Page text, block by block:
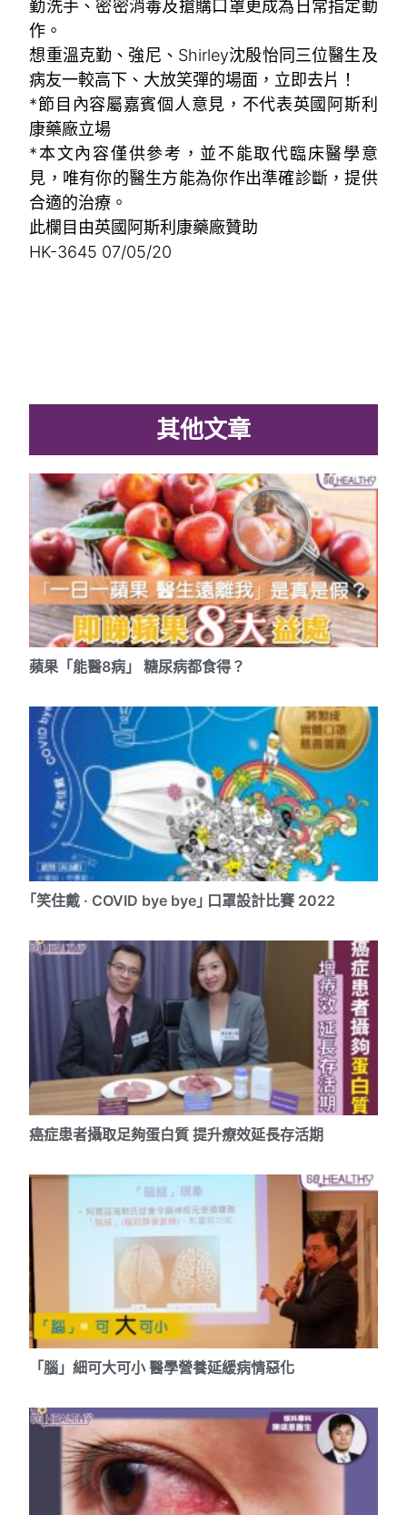
勤洗手、密密消毒及搶購口罩更成為日常指定動
作。
想重溫克勤、強尼、Shirley沈殷怡同三位醫生及
病友一較高下、大放笑彈的場面，立即去片！
*節目內容屬嘉賓個人意見，不代表英國阿斯利
康藥廠立場
*本文內容僅供參考，並不能取代臨床醫學意
見，唯有你的醫生方能為你作出準確診斷，提供
合適的治療。
此欄目由英國阿斯利康藥廠贊助
HK-3645 07/05/20
其他文章
蘋果「能醫8病」糖尿病都食得？
｢笑住戴 · COVID bye bye｣ 口罩設計比賽 2022
癌症患者攝取足夠蛋白質 提升療效延長存活期
「腦」細可大可小 醫學營養延緩病情惡化